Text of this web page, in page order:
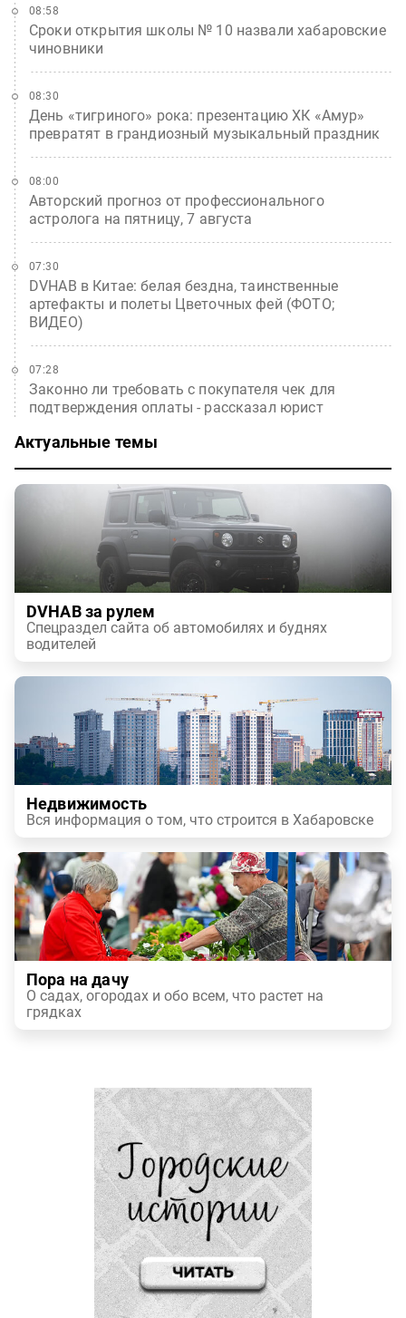
Сроки открытия школы № 10 назвали хабаровские
чиновники
08:58
День «тигриного» рока: презентацию ХК «Амур»
превратят в грандиозный музыкальный праздник
08:30
Авторский прогноз от профессионального
астролога на пятницу, 7 августа
08:00
DVHAB в Китае: белая бездна, таинственные
артефакты и полеты Цветочных фей (ФОТО;
ВИДЕО)
07:30
Законно ли требовать с покупателя чек для
подтверждения оплаты - рассказал юрист
07:28
Актуальные темы
DVHAB за рулем
Спецраздел сайта об автомобилях и буднях
водителей
Недвижимость
Вся информация о том, что строится в Хабаровске
Пора на дачу
О садах, огородах и обо всем, что растет на
грядках